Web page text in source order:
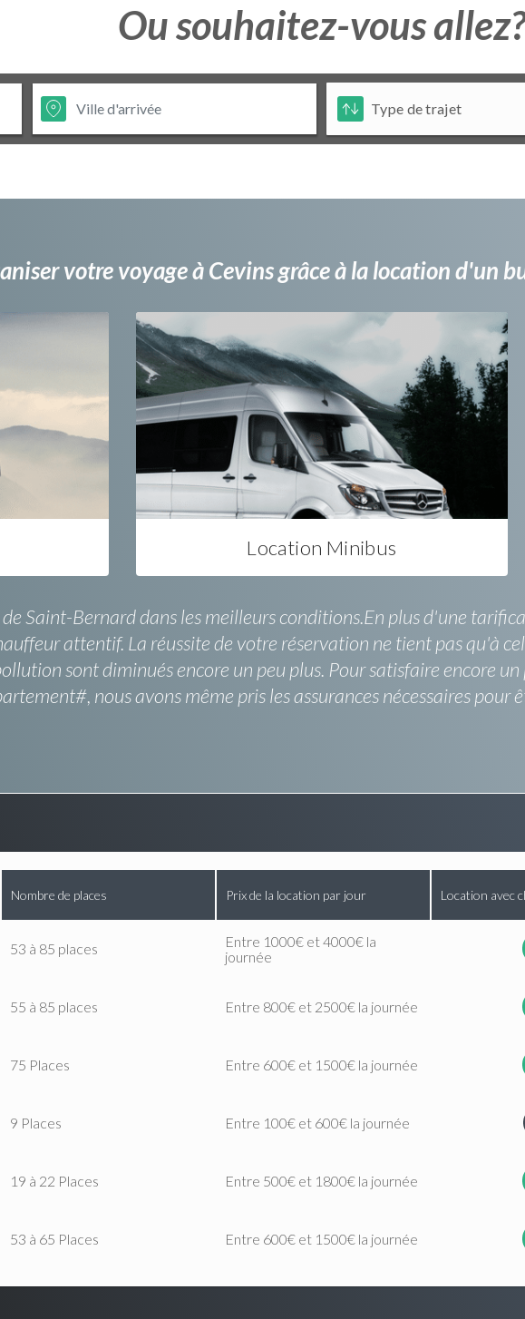
Ou souhaitez-vous allez?
votre voyage à Cevins grâce à la location d'un
Location Minibus
Saint-Bernard dans les meilleurs conditions.En plus d'une
attentif. La réussite de votre réservation ne tient pas qu'à
sont diminués encore un peu plus. Pour satisfaire encore
nous avons même pris les assurances nécessaires pour
Nombre de places Prix de la location par jour Location avec
53 à 85 places
Entre 1000€ et 4000€ la
journée
55 à 85 places Entre 800€ et 2500€ la journée
75 Places Entre 600€ et 1500€ la journée
9 Places Entre 100€ et 600€ la journée
19 à 22 Places Entre 500€ et 1800€ la journée
53 à 65 Places Entre 600€ et 1500€ la journée